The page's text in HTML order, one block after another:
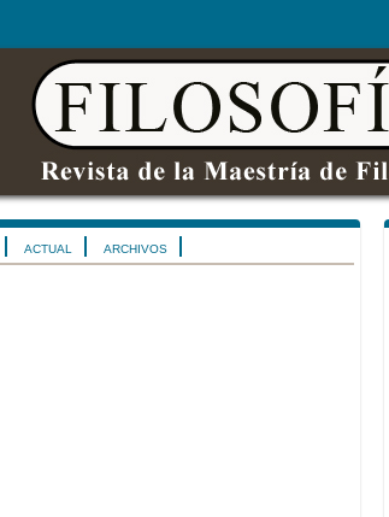
ACTUAL ARCHIVOS